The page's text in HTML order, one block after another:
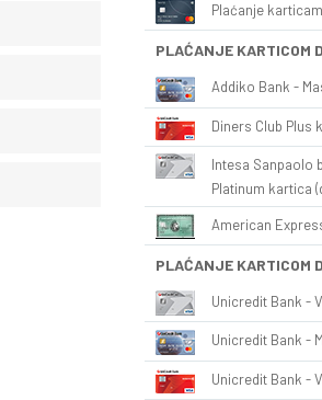
Plaćanje
PLAĆANJE KARTICOM
Addiko Bank -
Diners Club Plus
Intesa Sanpaolo
Platinum kartica
American
PLAĆANJE KARTICOM
Unicredit Bank -
Unicredit Bank -
Unicredit Bank -